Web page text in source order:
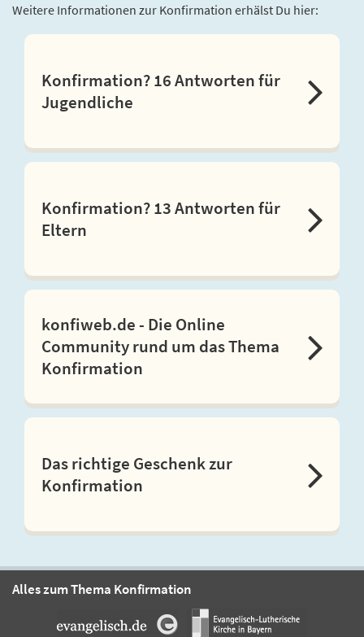
Weitere Informationen zur Konfirmation erhälst Du hier:
Konfirmation? 16 Antworten für
Jugendliche
Konfirmation? 13 Antworten für
Eltern
konfiweb.de - Die Online
Community rund um das Thema
Konfirmation
Das richtige Geschenk zur
Konfirmation
Alles zum Thema Konfirmation